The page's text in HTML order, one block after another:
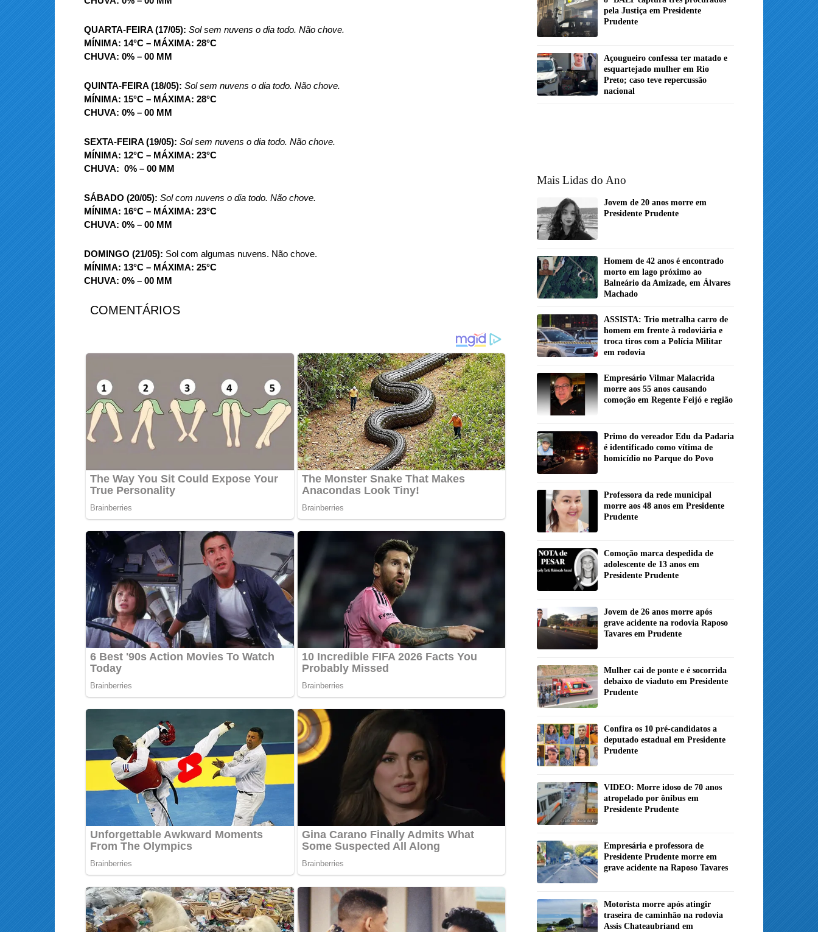
QUARTA-FEIRA (17/05): Sol sem nuvens o dia todo. Não chove.
MÍNIMA: 14°C – MÁXIMA: 28°C
CHUVA: 0% – 00 MM
QUINTA-FEIRA (18/05): Sol sem nuvens o dia todo. Não chove.
MÍNIMA: 15°C – MÁXIMA: 28°C
CHUVA: 0% – 00 MM
SEXTA-FEIRA (19/05): Sol sem nuvens o dia todo. Não chove.
MÍNIMA: 12°C – MÁXIMA: 23°C
CHUVA: 0% – 00 MM
SÁBADO (20/05): Sol com nuvens o dia todo. Não chove.
MÍNIMA: 16°C – MÁXIMA: 23°C
CHUVA: 0% – 00 MM
DOMINGO (21/05): Sol com algumas nuvens. Não chove.
MÍNIMA: 13°C – MÁXIMA: 25°C
CHUVA: 0% – 00 MM
COMENTÁRIOS
pela Justiça em Presidente
Prudente
Açougueiro confessa ter matado e
esquartejado mulher em Rio
Preto; caso teve repercussão
nacional
Mais Lidas do Ano
Jovem de 20 anos morre em
Presidente Prudente
Homem de 42 anos é encontrado
morto em lago próximo ao
Balneário da Amizade, em Álvares
Machado
ASSISTA: Trio metralha carro de
homem em frente à rodoviária e
troca tiros com a Polícia Militar
em rodovia
Empresário Vilmar Malacrida
morre aos 55 anos causando
comoção em Regente Feijó e região
Primo do vereador Edu da Padaria
é identificado como vítima de
homicídio no Parque do Povo
Professora da rede municipal
morre aos 48 anos em Presidente
Prudente
Comoção marca despedida de
adolescente de 13 anos em
Presidente Prudente
Jovem de 26 anos morre após
grave acidente na rodovia Raposo
Tavares em Prudente
Mulher cai de ponte e é socorrida
debaixo de viaduto em Presidente
Prudente
Confira os 10 pré-candidatos a
deputado estadual em Presidente
Prudente
VIDEO: Morre idoso de 70 anos
atropelado por ônibus em
Presidente Prudente
Empresária e professora de
Presidente Prudente morre em
grave acidente na Raposo Tavares
Motorista morre após atingir
traseira de caminhão na rodovia
Assis Chateaubriand em